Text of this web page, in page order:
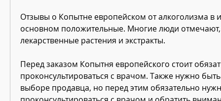
Отзывы о Копытне европейском от алкоголизма в
основном положительные. Многие люди отмечают,
лекарственные растения и экстракты.
Перед заказом Копытня европейского стоит
проконсультироваться с врачом. Также нужно
выборе продавца, но перед этим обязательно